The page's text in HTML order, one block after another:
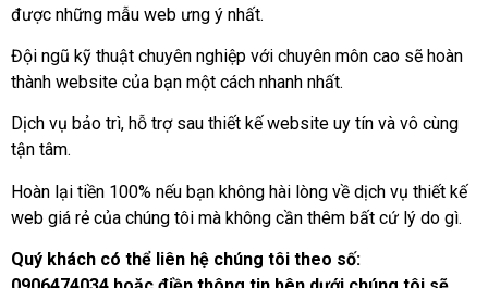
được những mẫu web ưng ý nhất.
Đội ngũ kỹ thuật chuyên nghiệp với chuyên môn cao sẽ hoàn
thành website của bạn một cách nhanh nhất.
Dịch vụ bảo trì, hỗ trợ sau thiết kế website uy tín và vô cùng
tận tâm.
Hoàn lại tiền 100% nếu bạn không hài lòng về dịch vụ thiết kế
web giá rẻ của chúng tôi mà không cần thêm bất cứ lý do gì.
Quý khách có thể liên hệ chúng tôi theo số: